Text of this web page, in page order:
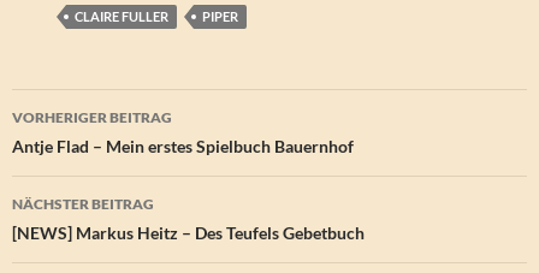
CLAIRE FULLER PIPER
Beitragsnavigation
VORHERIGER BEITRAG
Antje Flad – Mein erstes Spielbuch Bauernhof
NÄCHSTER BEITRAG
[NEWS] Markus Heitz – Des Teufels Gebetbuch